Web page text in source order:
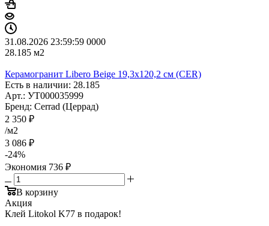
31.08.2026 23:59:59 0000
28.185 м2
Керамогранит Libero Beige 19,3x120,2 см (CER)
Есть в наличии: 28.185
Арт.: УТ000035999
Бренд: Cerrad (Церрад)
2 350 ₽
/м2
3 086 ₽
-24%
Экономия 736 ₽
В корзину
Акция
Клей Litokol K77 в подарок!